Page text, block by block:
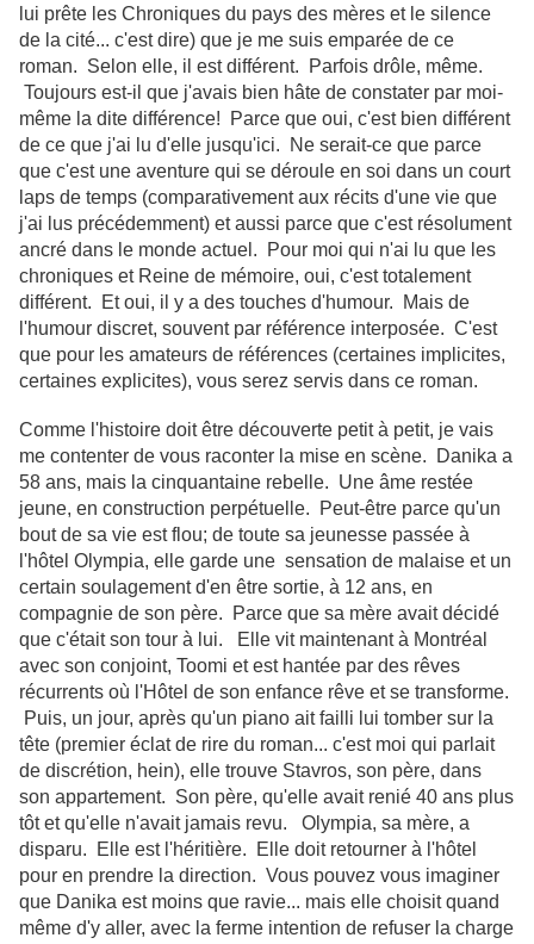
lui prête les Chroniques du pays des mères et le silence
de la cité... c'est dire) que je me suis emparée de ce
roman. Selon elle, il est différent. Parfois drôle, même.
Toujours est-il que j'avais bien hâte de constater par moi-
même la dite différence! Parce que oui, c'est bien différent
de ce que j'ai lu d'elle jusqu'ici. Ne serait-ce que parce
que c'est une aventure qui se déroule en soi dans un court
laps de temps (comparativement aux récits d'une vie que
j'ai lus précédemment) et aussi parce que c'est résolument
ancré dans le monde actuel. Pour moi qui n'ai lu que les
chroniques et Reine de mémoire, oui, c'est totalement
différent. Et oui, il y a des touches d'humour. Mais de
l'humour discret, souvent par référence interposée. C'est
que pour les amateurs de références (certaines implicites,
certaines explicites), vous serez servis dans ce roman.
Comme l'histoire doit être découverte petit à petit, je vais
me contenter de vous raconter la mise en scène. Danika a
58 ans, mais la cinquantaine rebelle. Une âme restée
jeune, en construction perpétuelle. Peut-être parce qu'un
bout de sa vie est flou; de toute sa jeunesse passée à
l'hôtel Olympia, elle garde une sensation de malaise et un
certain soulagement d'en être sortie, à 12 ans, en
compagnie de son père. Parce que sa mère avait décidé
que c'était son tour à lui. Elle vit maintenant à Montréal
avec son conjoint, Toomi et est hantée par des rêves
récurrents où l'Hôtel de son enfance rêve et se transforme.
Puis, un jour, après qu'un piano ait failli lui tomber sur la
tête (premier éclat de rire du roman... c'est moi qui parlait
de discrétion, hein), elle trouve Stavros, son père, dans
son appartement. Son père, qu'elle avait renié 40 ans plus
tôt et qu'elle n'avait jamais revu. Olympia, sa mère, a
disparu. Elle est l'héritière. Elle doit retourner à l'hôtel
pour en prendre la direction. Vous pouvez vous imaginer
que Danika est moins que ravie... mais elle choisit quand
même d'y aller, avec la ferme intention de refuser la charge